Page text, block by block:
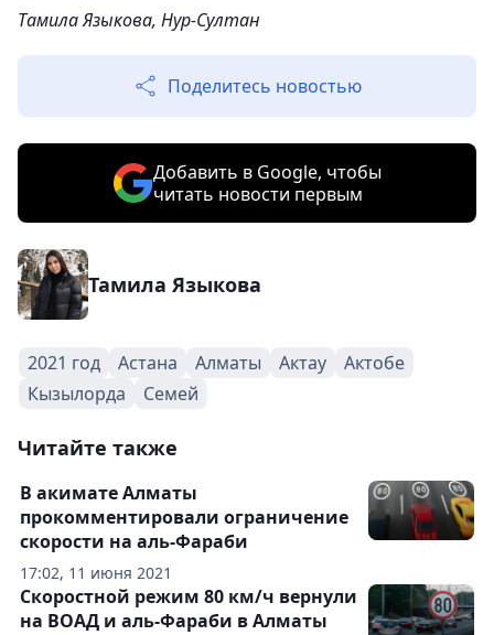
Тамила Языкова, Нур-Султан
Поделитесь новостью
Добавить в Google, чтобы
читать новости первым
Тамила Языкова
2021 год Астана Алматы Актау
Актобе
Кызылорда
Семей
Читайте также
17:02, 11 июня 2021
В акимате Алматы
прокомментировали ограничение
скорости на аль-Фараби
Скоростной режим 80 км/ч вернули
на ВОАД и аль-Фараби в Алматы